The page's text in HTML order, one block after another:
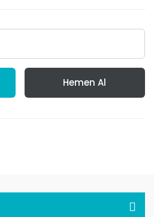
Hemen Al